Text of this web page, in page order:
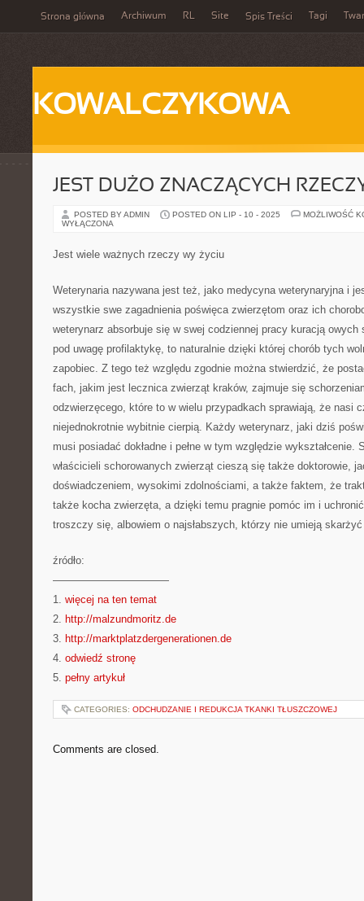
Strona główna Archiwum RL Site Spis Treści Tagi
KOWALCZYKOWA
JEST DUŻO ZNACZĄCYCH
POSTED BY ADMIN POSTED ON LIP - 10 - 2025
MOŻLIWOŚĆ
WYŁĄCZONA
Jest wiele ważnych rzeczy wy życiu
Weterynaria nazywana jest też, jako medycyna weterynaryjna i
wszystkie swe zagadnienia poświęca zwierzętom oraz ich
weterynarz absorbuje się w swej codziennej pracy kuracją owych
pod uwagę profilaktykę, to naturalnie dzięki której chorób tych
zapobiec. Z tego też względu zgodnie można stwierdzić, że
fach, jakim jest lecznica zwierząt kraków, zajmuje się
odzwierzęcego, które to w wielu przypadkach sprawiają, że nasi
niejednokrotnie wybitnie cierpią. Każdy weterynarz, jaki dziś
musi posiadać dokładne i pełne w tym względzie wykształcenie.
właścicieli schorowanych zwierząt cieszą się także doktorowie,
doświadczeniem, wysokimi zdolnościami, a także faktem, że
także kocha zwierzęta, a dzięki temu pragnie pomóc im i
troszczy się, albowiem o najsłabszych, którzy nie umieją skarżyć
źródło:
———————————
1. więcej na ten temat
2. http://malzundmoritz.de
3. http://marktplatzdergenerationen.de
4. odwiedź stronę
5. pełny artykuł
CATEGORIES: ODCHUDZANIE I REDUKCJA TKANKI TŁUSZCZOWEJ
Comments are closed.